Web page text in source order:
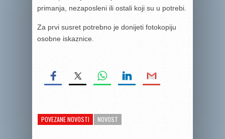
primanja, nezaposleni ili ostali koji su u potrebi.
Za prvi susret potrebno je donijeti fotokopiju
osobne iskaznice.
POVEZANE NOVOSTI NOVOST